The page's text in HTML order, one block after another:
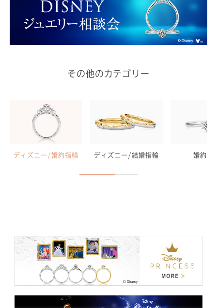
その他のカテゴリー
ディズニー/婚約指輪 ディズニー/結婚指輪 婚約指